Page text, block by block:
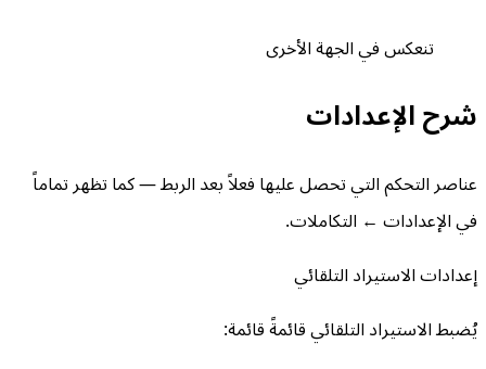
تنعكس في الجهة الأخرى
شرح الإعدادات
عناصر التحكم التي تحصل عليها فعلاً بعد الربط — كما تظهر تماماً
في الإعدادات ← التكاملات.
إعدادات الاستيراد التلقائي
يُضبط الاستيراد التلقائي قائمةً قائمة: